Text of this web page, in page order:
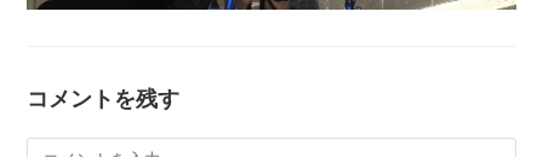
コメントを残す